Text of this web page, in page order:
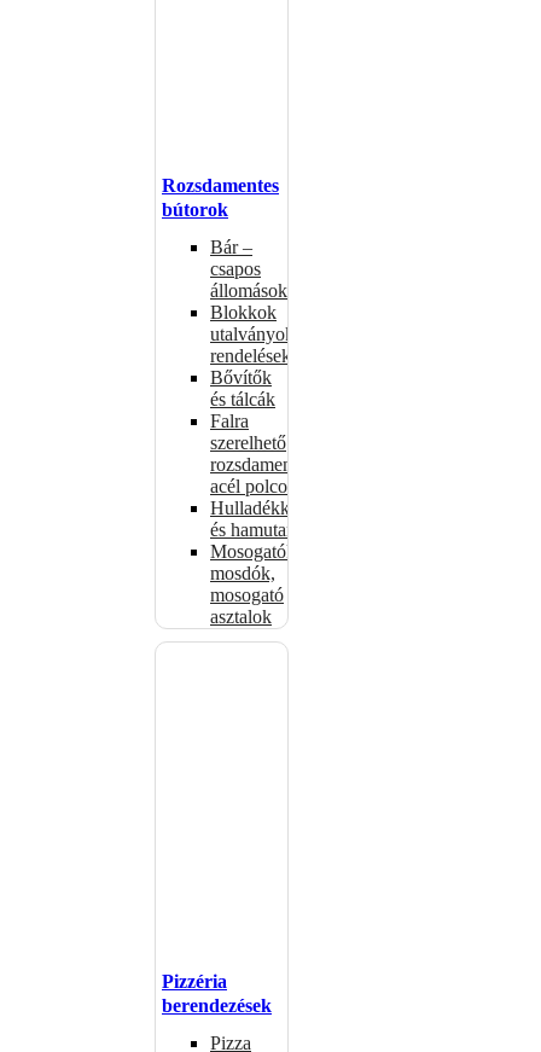
Rozsdamentes
bútorok
Bár –
csapos
állomások
Blokkok
utalványokhoz,
rendelésekhez
Bővítők
és tálcák
Falra
szerelhető
rozsdamentes
acél polcok
Hulladékkosarak
és hamutartók
Mosogatók,
mosdók,
mosogató
asztalok
Pizzéria
berendezések
Pizza